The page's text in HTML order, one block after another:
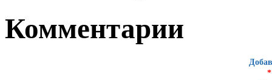
Комментарии
*